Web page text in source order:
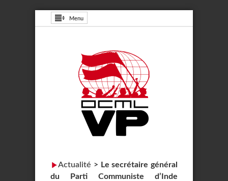
Menu
Actualité > Le secrétaire général
du Parti Communiste d’Inde